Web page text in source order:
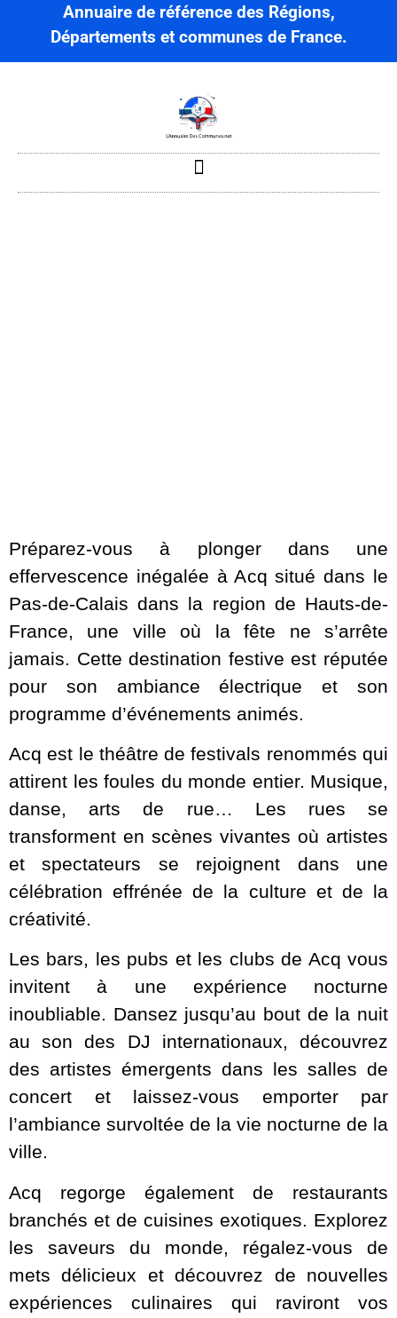
Annuaire de référence des Régions,
Départements et communes de France.
Préparez-vous à plonger dans une
effervescence inégalée à Acq situé dans le
Pas-de-Calais dans la region de Hauts-de-
France, une ville où la fête ne s’arrête
jamais. Cette destination festive est réputée
pour son ambiance électrique et son
programme d’événements animés.
Acq est le théâtre de festivals renommés qui
attirent les foules du monde entier. Musique,
danse, arts de rue… Les rues se
transforment en scènes vivantes où artistes
et spectateurs se rejoignent dans une
célébration effrénée de la culture et de la
créativité.
Les bars, les pubs et les clubs de Acq vous
invitent à une expérience nocturne
inoubliable. Dansez jusqu’au bout de la nuit
au son des DJ internationaux, découvrez
des artistes émergents dans les salles de
concert et laissez-vous emporter par
l’ambiance survoltée de la vie nocturne de la
ville.
Acq regorge également de restaurants
branchés et de cuisines exotiques. Explorez
les saveurs du monde, régalez-vous de
mets délicieux et découvrez de nouvelles
expériences culinaires qui raviront vos